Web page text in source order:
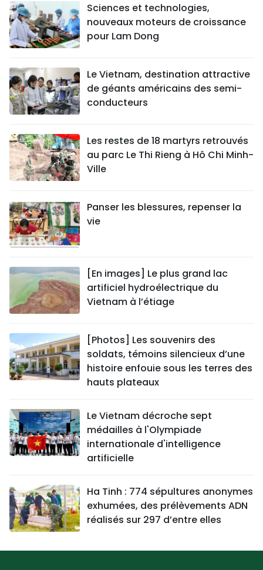
Sciences et technologies,
nouveaux moteurs de croissance
pour Lam Dong
Le Vietnam, destination attractive
de géants américains des semi-
conducteurs
Les restes de 18 martyrs retrouvés
au parc Le Thi Rieng à Hô Chi Minh-
Ville
Panser les blessures, repenser la
vie
[En images] Le plus grand lac
artificiel hydroélectrique du
Vietnam à l’étiage
[Photos] Les souvenirs des
soldats, témoins silencieux d’une
histoire enfouie sous les terres des
hauts plateaux
Le Vietnam décroche sept
médailles à l'Olympiade
internationale d'intelligence
artificielle
Ha Tinh : 774 sépultures anonymes
exhumées, des prélèvements ADN
réalisés sur 297 d’entre elles